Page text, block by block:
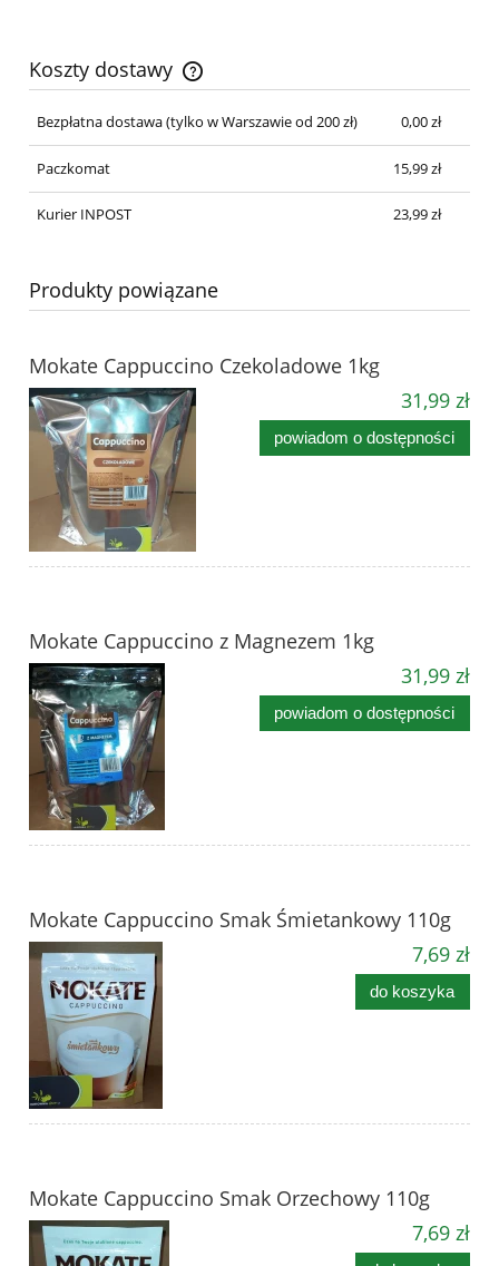
Koszty dostawy
Cena nie zawiera ewentualnych kosztów płatności
Bezpłatna dostawa(tylko w Warszawie od 200 zł) 0,00 zł
Paczkomat 15,99 zł
Kurier INPOST 23,99 zł
Produkty powiązane
Mokate Cappuccino Czekoladowe 1kg
31,99 zł
powiadom o dostępności
Mokate Cappuccino z Magnezem 1kg
31,99 zł
powiadom o dostępności
Mokate Cappuccino Smak Śmietankowy 110g
7,69 zł
do koszyka
Mokate Cappuccino Smak Orzechowy 110g
7,69 zł